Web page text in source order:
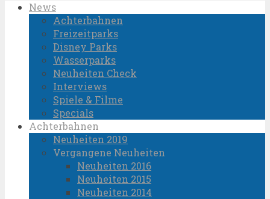
News
Achterbahnen
Freizeitparks
Disney Parks
Wasserparks
Neuheiten Check
Interviews
Spiele & Filme
Specials
Achterbahnen
Neuheiten 2019
Vergangene Neuheiten
Neuheiten 2016
Neuheiten 2015
Neuheiten 2014